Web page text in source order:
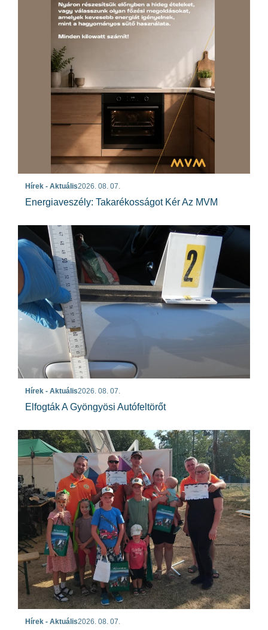
Hírek - Aktuális2026. 08. 07.
Energiaveszély: Takarékosságot Kér Az MVM
Hírek - Aktuális2026. 08. 07.
Elfogták A Gyöngyösi Autófeltörőt
Hírek - Aktuális2026. 08. 07.